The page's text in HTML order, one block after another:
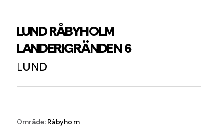
LUND RÅBYHOLM
LANDERIGRÄNDEN 6
LUND
Område:Råbyholm